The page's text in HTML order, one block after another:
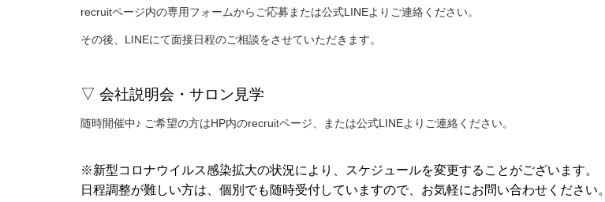
recruitページ内の専用フォームからご応募または公式LINEよりご連絡ください。
その後、LINEにて面接日程のご相談をさせていただきます。
▽ 会社説明会・サロン見学
随時開催中♪ ご希望の方はHP内のrecruitページ、または公式LINEよりご連絡ください。
※新型コロナウイルス感染拡大の状況により、スケジュールを変更することがございます。
日程調整が難しい方は、個別でも随時受付していますので、お気軽にお問い合わせください。